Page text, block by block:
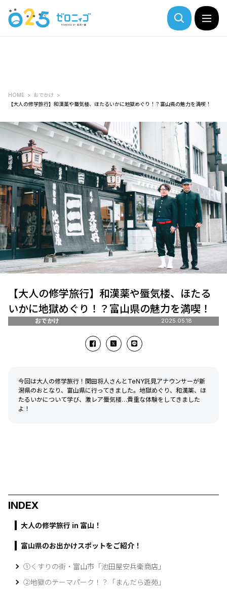
HOME
おでかけ
【大人の修学旅行】和漢薬や蜃気楼、ほたるいかに地獄めぐり！？富山県の魅力を満喫！
【大人の修学旅行】和漢薬や蜃気楼、ほたる
いかに地獄めぐり！？富山県の魅力を満喫！
おでかけ 2025.05.18
今回は大人の修学旅行！関田将人さんとTeNY託見アナウンサーが新
潟県のおとなり、富山県に行ってきました。地獄めぐり、和漢薬、ほ
たるいかについて学び、激レア蜃気楼…貴重な体験をしてきました
よ！
INDEX
大人の修学旅行 in 富山！
富山県のお出かけスポットをご紹介！
①くすりの街・富山市「池田屋安兵衛商店」
②地獄のテーマパーク！？「まんだら遊苑」